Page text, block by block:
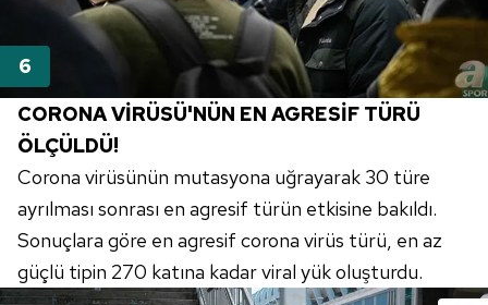
CORONA VİRÜSÜ'NÜN EN AGRESİF TÜRÜ
ÖLÇÜLDÜ!
Corona virüsünün mutasyona uğrayarak 30 türe
ayrılması sonrası en agresif türün etkisine bakıldı.
Sonuçlara göre en agresif corona virüs türü, en az
güçlü tipin 270 katına kadar viral yük oluşturdu.